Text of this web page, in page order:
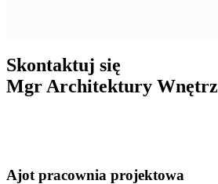
Skontaktuj się
Mgr Architektury Wnętrz
Ajot pracownia projektowa